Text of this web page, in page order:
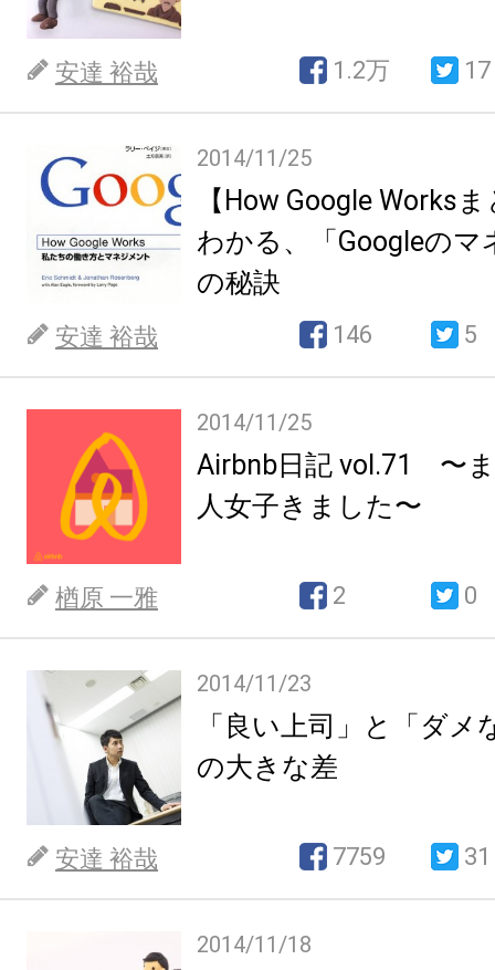
安達 裕哉 1.2万 17
2014/11/25
【How Google Works
わかる、「Googleのマ
の秘訣
安達 裕哉 146 5
2014/11/25
Airbnb日記 vol.71 〜
人女子きました〜
楢原 一雅 2 0
2014/11/23
「良い上司」と「ダメ
の大きな差
安達 裕哉 7759 31
2014/11/18